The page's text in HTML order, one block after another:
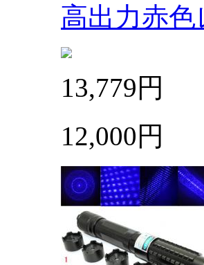
高出力赤色
13,779円
12,000円